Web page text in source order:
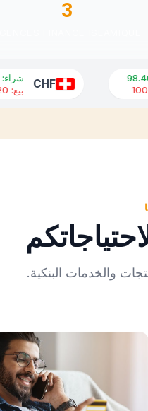
3
شراء:
148.50
بيع:
151.20
والخدمات البنكية.